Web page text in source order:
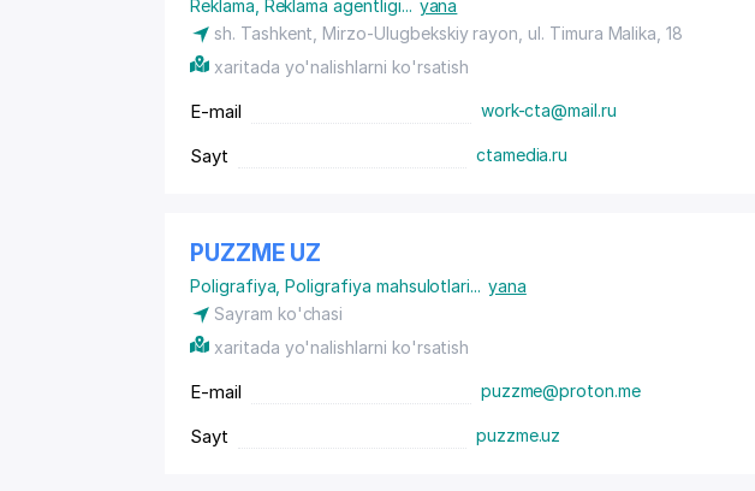
Reklama Reklama agentligi... yana
sh. Tashkent, Mirzo-Ulugbekskiy rayon , ul. Timura Malika, 18
xaritada yo'nalishlarni ko'rsatish
E-mail work-cta@mail.ru
Sayt ctamedia.ru
PUZZME UZ
Poligrafiya ,Poligrafiya mahsulotlari... yana
Sayram ko'chasi
xaritada yo'nalishlarni ko'rsatish
E-mail puzzme@proton.me
Sayt puzzme.uz